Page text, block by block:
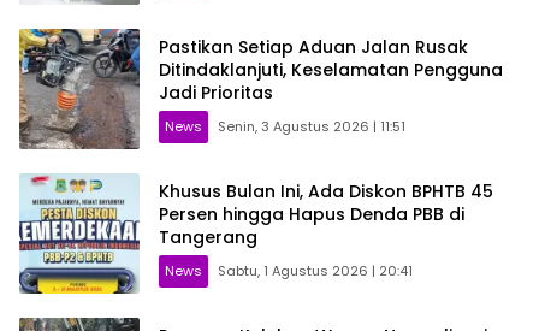
Pastikan Setiap Aduan Jalan Rusak
Ditindaklanjuti, Keselamatan Pengguna
Jadi Prioritas
News Senin, 3 Agustus 2026 | 11:51
Khusus Bulan Ini, Ada Diskon BPHTB 45
Persen hingga Hapus Denda PBB di
Tangerang
News Sabtu, 1 Agustus 2026 | 20:41